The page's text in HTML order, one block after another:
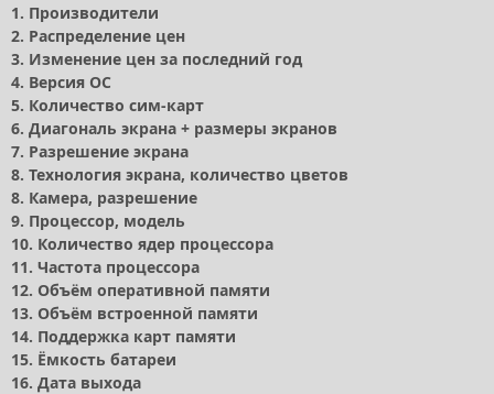
1. Производители
2. Распределение цен
3. Изменение цен за последний год
4. Версия ОС
5. Количество сим-карт
6. Диагональ экрана + размеры экранов
7. Разрешение экрана
8. Технология экрана, количество цветов
8. Камера, разрешение
9. Процессор, модель
10. Количество ядер процессора
11. Частота процессора
12. Объём оперативной памяти
13. Объём встроенной памяти
14. Поддержка карт памяти
15. Ёмкость батареи
16. Дата выхода